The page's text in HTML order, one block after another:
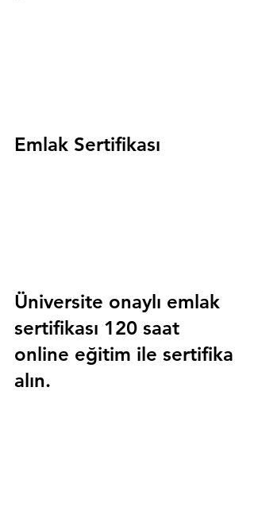
Emlak Sertifikası
Üniversite onaylı emlak
sertifikası 120 saat
online eğitim ile sertifika
alın.